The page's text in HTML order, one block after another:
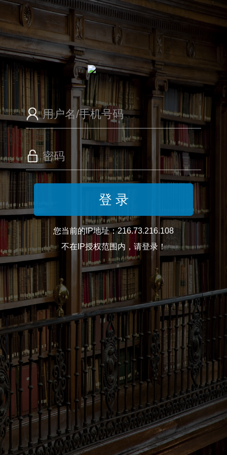
您当前的IP地址：216.73.216.108
不在IP授权范围内，请登录！